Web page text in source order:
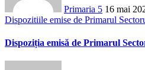
Primaria 5 16 mai
Dispozitiile emise de Primarul
Dispoziția emisă de Primarul